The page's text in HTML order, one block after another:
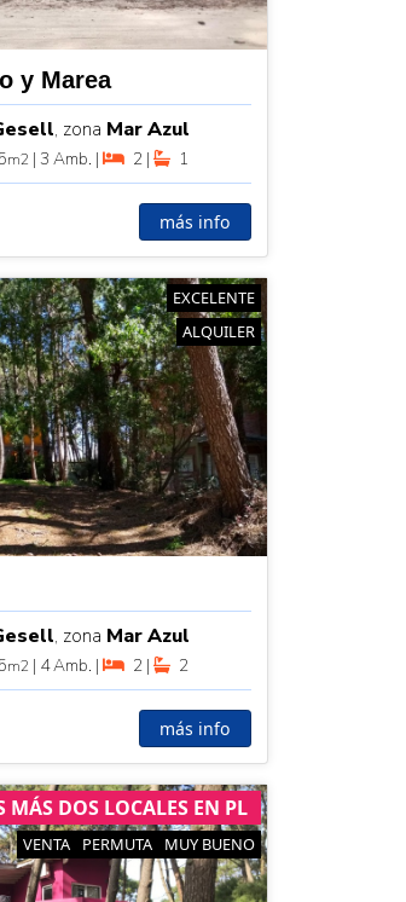
y Marea
, zona Mar Azul
m2 | 3 Amb. | 2 | 1
más info
EXCELENTE
ALQUILER
, zona Mar Azul
m2 | 4 Amb. | 2 | 2
más info
MÁS DOS LOCALES EN PL
MUY BUENO
PERMUTA
VENTA